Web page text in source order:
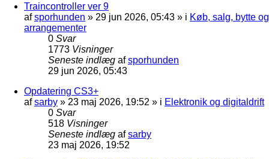
Traincontroller ver 9
afsporhunden » 29 jun 2026, 05:43 » i Køb, salg, bytte og
arrangementer
0 Svar
1773 Visninger
Seneste indlæg afsporhunden
29 jun 2026, 05:43
Opdatering CS3+
afsarby » 23 maj 2026, 19:52 » i Elektronik og digitaldrift
0 Svar
518 Visninger
Seneste indlæg afsarby
23 maj 2026, 19:52